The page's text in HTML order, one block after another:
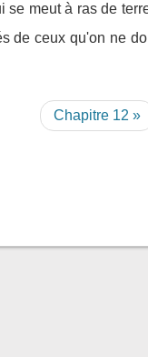
se meut à ras de
de ceux qu'on ne
Chapitre 12 »